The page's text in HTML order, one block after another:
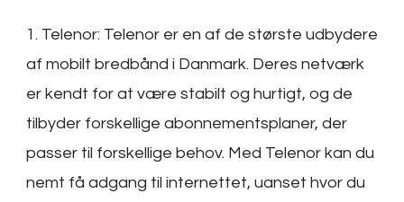
1. Telenor: Telenor er en af de største udbydere
af mobilt bredbånd i Danmark. Deres netværk
er kendt for at være stabilt og hurtigt, og de
tilbyder forskellige abonnementsplaner, der
passer til forskellige behov. Med Telenor kan du
nemt få adgang til internettet, uanset hvor du